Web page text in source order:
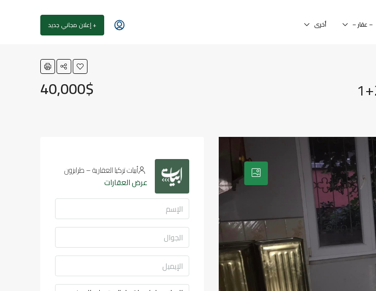
– عقار – أخرى + إعلان مجاني جديد
40,000$
أبيات تركيا العقارية – طرابزون
عرض العقارات